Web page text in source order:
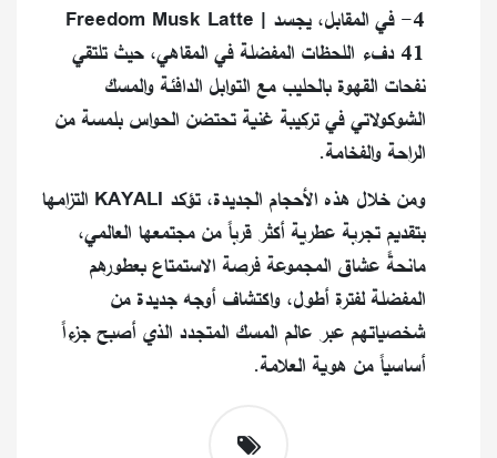
4- في المقابل، يجسد Freedom Musk Latte |
41 دفء اللحظات المفضلة في المقاهي، حيث تلتقي
نفحات القهوة بالحليب مع التوابل الدافئة والمسك
الشوكولاتي في تركيبة غنية تحتضن الحواس بلمسة من
الراحة والفخامة.
ومن خلال هذه الأحجام الجديدة، تؤكد KAYALI التزامها
بتقديم تجربة عطرية أكثر قرباً من مجتمعها العالمي،
مانحةً عشاق المجموعة فرصة الاستمتاع بعطورهم
المفضلة لفترة أطول، واكتشاف أوجه جديدة من
شخصياتهم عبر عالم المسك المتجدد الذي أصبح جزءاً
أساسياً من هوية العلامة.